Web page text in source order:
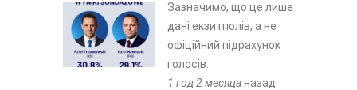
Зазначимо, що це лише
дані екзитполів, а не
офіційний підрахунок
голосів.
1 год 2 месяцаназад